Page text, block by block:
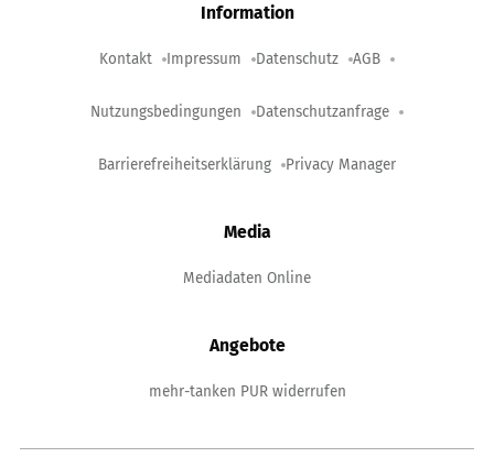
Information
Kontakt Impressum Datenschutz AGB
Nutzungsbedingungen Datenschutzanfrage
Barrierefreiheitserklärung Privacy Manager
Media
Mediadaten Online
Angebote
mehr-tanken PUR widerrufen